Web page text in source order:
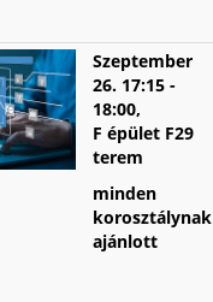
Szeptember
26. 17:15 -
18:00,
F épület F29
terem
minden
korosztálynak
ajánlott